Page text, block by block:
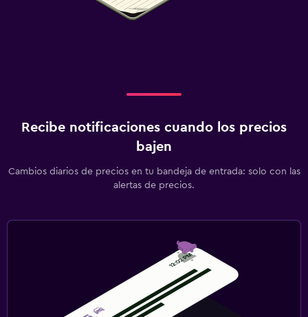
Recibe notificaciones cuando los precios
bajen
Cambios diarios de precios en tu bandeja de entrada: solo con las
alertas de precios.